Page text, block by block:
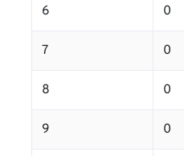
6 0
7 0
8 0
9 0